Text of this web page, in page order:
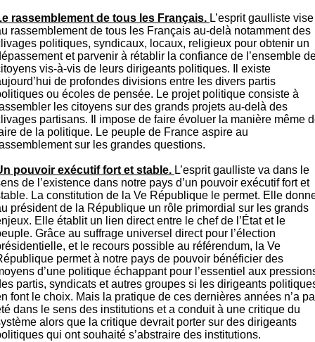
rassemblement de tous les Français. L’esprit gaulliste vise
rassemblement de tous les Français au-delà notamment des
politiques, syndicaux, locaux, religieux pour obtenir un
et parvenir à rétablir la confiance de l’ensemble
vis-à-vis de leurs dirigeants politiques. Il existe
de profondes divisions entre les divers partis
ou écoles de pensée. Le projet politique consiste à
les citoyens sur des grands projets au-delà des
partisans. Il impose de faire évoluer la manière même
de la politique. Le peuple de France aspire au
sur les grandes questions.
pouvoir exécutif fort et stable. L’esprit gaulliste va dans le
de l’existence dans notre pays d’un pouvoir exécutif fort et
La constitution de la Ve République le permet. Elle
président de la République un rôle primordial sur les grands
Elle établit un lien direct entre le chef de l’État et le
Grâce au suffrage universel direct pour l’élection
et le recours possible au référendum, la Ve
permet à notre pays de pouvoir bénéficier des
d’une politique échappant pour l’essentiel aux
partis, syndicats et autres groupes si les dirigeants
font le choix. Mais la pratique de ces dernières années n’a
dans le sens des institutions et a conduit à une critique du
alors que la critique devrait porter sur des dirigeants
qui ont souhaité s’abstraire des institutions.